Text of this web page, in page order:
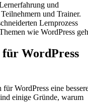
und
und Trainer.
Lernprozess
wie WordPress
für WordPress
für WordPress eine
einige Gründe, warum